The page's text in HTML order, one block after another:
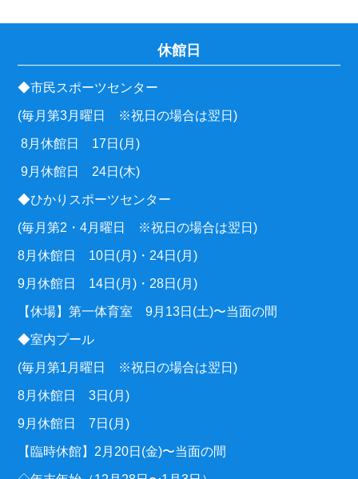
休館日
◆市民スポーツセンター
(毎月第3月曜日 ※祝日の場合は翌日)
8月休館日 17日(月)
9月休館日 24日(木)
◆ひかりスポーツセンター
(毎月第2・4月曜日 ※祝日の場合は翌日)
8月休館日 10日(月)・24日(月)
9月休館日 14日(月)・28日(月)
【休場】第一体育室 9月13日(土)〜当面の間
◆室内プール
(毎月第1月曜日 ※祝日の場合は翌日)
8月休館日 3日(月)
9月休館日 7日(月)
【臨時休館】2月20日(金)〜当面の間